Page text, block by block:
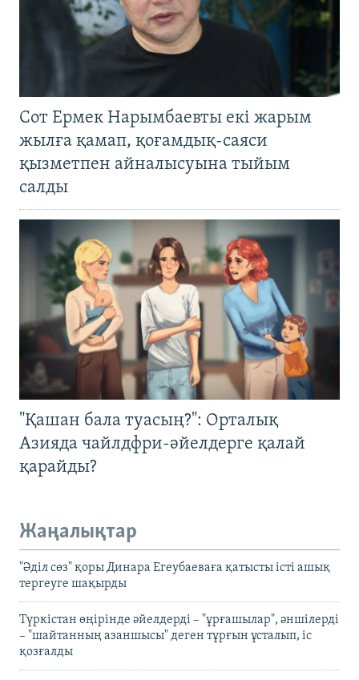
Сот Ермек Нарымбаевты екі жарым
жылға қамап, қоғамдық-саяси
қызметпен айналысуына тыйым
салды
"Қашан бала туасың?": Орталық
Азияда чайлдфри-әйелдерге қалай
қарайды?
Жаңалықтар
"Әділ сөз" қоры Динара Егеубаеваға қатысты істі ашық
тергеуге шақырды
Түркістан өңірінде әйелдерді – "ұрғашылар", әншілерді
– "шайтанның азаншысы" деген тұрғын ұсталып, іс
қозғалды